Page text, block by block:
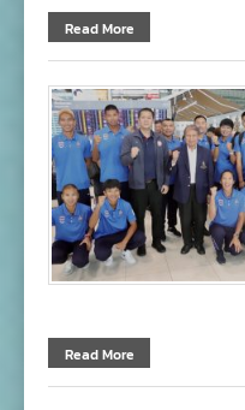
Read More
Read More